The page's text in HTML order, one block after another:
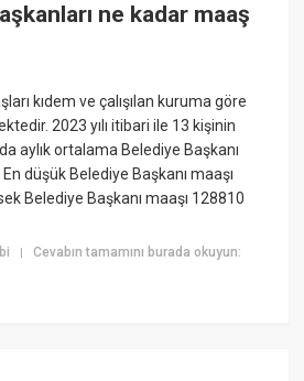
ne kadar maaş
kıdem ve çalışılan kuruma göre
2023 yılı itibari ile 13 kişinin
aylık ortalama Belediye Başkanı
düşük Belediye Başkanı maaşı
Belediye Başkanı maaşı 128810
|Cevabın tamamını burada okuyun: